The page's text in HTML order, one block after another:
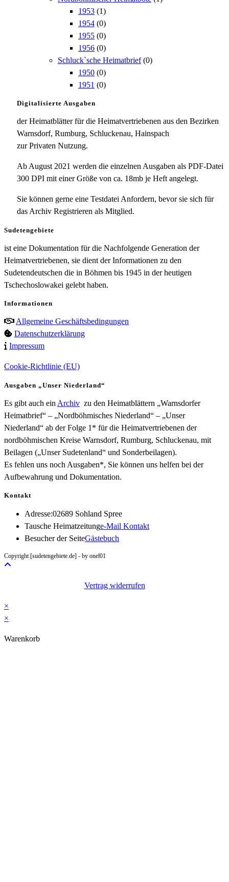
1953 (1)
1954 (0)
1955 (0)
1956 (0)
Schluck`sche Heimatbrief (0)
1950 (0)
1951 (0)
Digitalisierte Ausgaben
der Heimatblätter für die Heimatvertriebenen aus den Bezirken
Warnsdorf, Rumburg, Schluckenau, Hainspach
zur Privaten Nutzung.
Ab August 2021 werden die einzelnen Ausgaben als PDF-Datei
300 DPI mit einer Größe von ca. 18mb je Heft angelegt.
Sie können gerne eine Testdatei Anfordern, bevor sie sich für
das Archiv Registrieren als Mitglied.
Sudetengebiete
ist eine Dokumentation für die Nachfolgende Generation der
Heimatvertriebenen, sie dient der Informationen zu den
Sudetendeutschen die in Böhmen bis 1945 in der heutigen
Tschechoslowakei gelebt haben.
Informationen
Allgemeine Geschäftsbedingungen
Datenschutzerklärung
Impressum
Cookie-Richtlinie (EU)
Ausgaben „Unser Niederland“
Es gibt auch ein Archiv zu den Heimatblättern „Warnsdorfer
Heimatbrief“ – „Nordböhmisches Niederland“ – „Unser
Niederland“ ab der Folge 1* für die Heimatvertriebenen der
nordböhmischen Kreise Warnsdorf, Rumburg, Schluckenau, mit
Beilagen („Unser Sudetenland“ und Sonderbeilagen).
Es fehlen uns noch Ausgaben*, Sie können uns helfen bei der
Aufbewahrung und Dokumentation.
Kontakt
Adresse:02689 Sohland Spree
Tausche Heimatzeitunge-Mail KontaktOpens
Besucher der SeiteGästebuch
Copyright [sudetengebiete.de] - by onel01
Vertrag widerrufen
×
×
Warenkorb